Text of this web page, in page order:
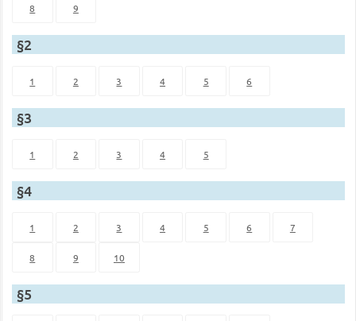
8 9
§2
1 2 3 4 5 6
§3
1 2 3 4 5
§4
1 2 3 4 5 6 7
8 9 10
§5